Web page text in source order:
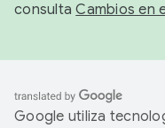
consultaCambios en
Google utiliza